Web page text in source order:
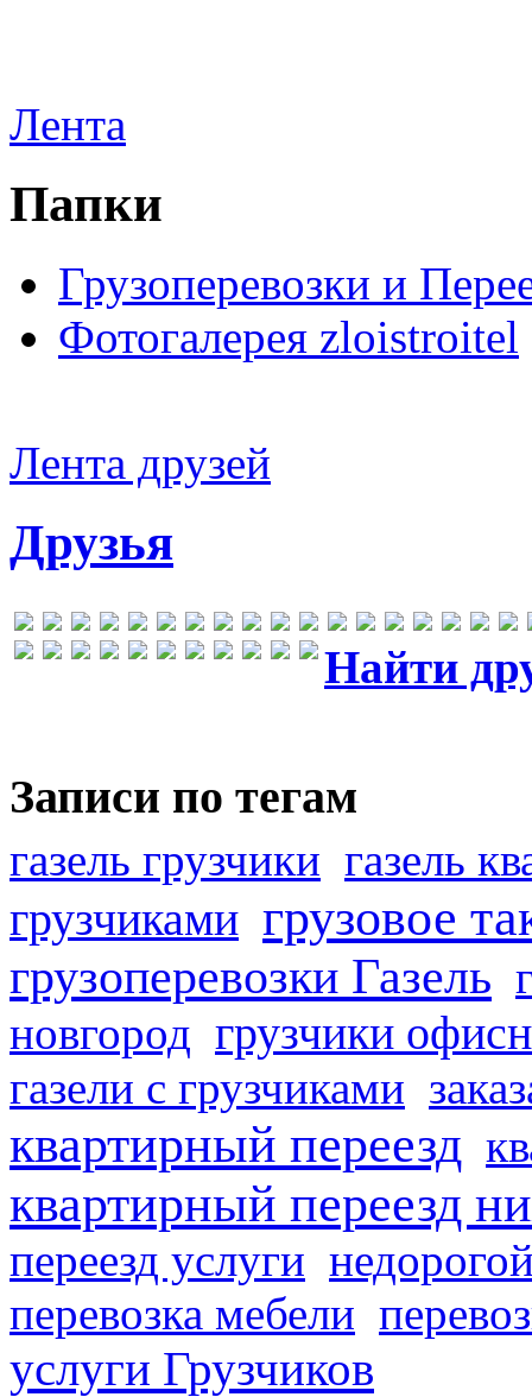
Лента
Папки
Грузоперевозки и
Фотогалерея zloistroitel
Лента друзей
Друзья
Найти
Записи по тегам
газель грузчики газель
грузчиками грузовое
грузоперевозки Газель
новгород грузчики
газели с грузчиками
квартирный переезд
квартирный переезд
переезд услуги
перевозка мебели
услуги Грузчиков